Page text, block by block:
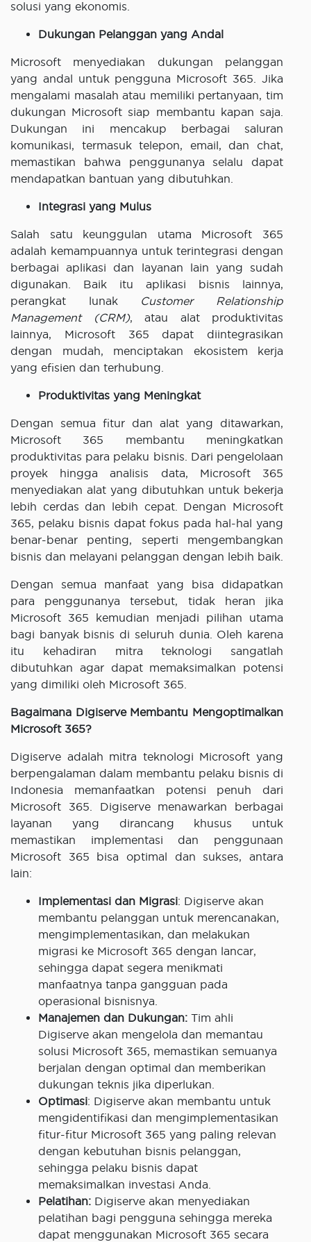
solusi yang ekonomis.
Dukungan Pelanggan yang Andal
Microsoft menyediakan dukungan pelanggan
yang andal untuk pengguna Microsoft 365. Jika
mengalami masalah atau memiliki pertanyaan, tim
dukungan Microsoft siap membantu kapan saja.
Dukungan ini mencakup berbagai saluran
komunikasi, termasuk telepon, email, dan chat,
memastikan bahwa penggunanya selalu dapat
mendapatkan bantuan yang dibutuhkan.
Integrasi yang Mulus
Salah satu keunggulan utama Microsoft 365
adalah kemampuannya untuk terintegrasi dengan
berbagai aplikasi dan layanan lain yang sudah
digunakan. Baik itu aplikasi bisnis lainnya,
perangkat lunak Customer Relationship
Management (CRM), atau alat produktivitas
lainnya, Microsoft 365 dapat diintegrasikan
dengan mudah, menciptakan ekosistem kerja
yang efisien dan terhubung.
Produktivitas yang Meningkat
Dengan semua fitur dan alat yang ditawarkan,
Microsoft 365 membantu meningkatkan
produktivitas para pelaku bisnis. Dari pengelolaan
proyek hingga analisis data, Microsoft 365
menyediakan alat yang dibutuhkan untuk bekerja
lebih cerdas dan lebih cepat. Dengan Microsoft
365, pelaku bisnis dapat fokus pada hal-hal yang
benar-benar penting, seperti mengembangkan
bisnis dan melayani pelanggan dengan lebih baik.
Dengan semua manfaat yang bisa didapatkan
para penggunanya tersebut, tidak heran jika
Microsoft 365 kemudian menjadi pilihan utama
bagi banyak bisnis di seluruh dunia. Oleh karena
itu kehadiran mitra teknologi sangatlah
dibutuhkan agar dapat memaksimalkan potensi
yang dimiliki oleh Microsoft 365.
Bagaimana Digiserve Membantu Mengoptimalkan
Microsoft 365?
Digiserve adalah mitra teknologi Microsoft yang
berpengalaman dalam membantu pelaku bisnis di
Indonesia memanfaatkan potensi penuh dari
Microsoft 365. Digiserve menawarkan berbagai
layanan yang dirancang khusus untuk
memastikan implementasi dan penggunaan
Microsoft 365 bisa optimal dan sukses, antara
lain:
Implementasi dan Migrasi: Digiserve akan
membantu pelanggan untuk merencanakan,
mengimplementasikan, dan melakukan
migrasi ke Microsoft 365 dengan lancar,
sehingga dapat segera menikmati
manfaatnya tanpa gangguan pada
operasional bisnisnya.
Manajemen dan Dukungan: Tim ahli
Digiserve akan mengelola dan memantau
solusi Microsoft 365, memastikan semuanya
berjalan dengan optimal dan memberikan
dukungan teknis jika diperlukan.
Optimasi: Digiserve akan membantu untuk
mengidentifikasi dan mengimplementasikan
fitur-fitur Microsoft 365 yang paling relevan
dengan kebutuhan bisnis pelanggan,
sehingga pelaku bisnis dapat
memaksimalkan investasi Anda.
Pelatihan: Digiserve akan menyediakan
pelatihan bagi pengguna sehingga mereka
dapat menggunakan Microsoft 365 secara